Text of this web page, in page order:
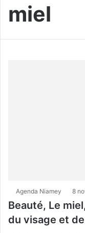
miel
Agenda Niamey 8
Beauté, Le
du visage et